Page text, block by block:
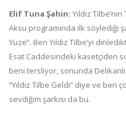
Elif Tuna Şahin: Yıldız
Aksu programında ilk söylediği
Yüze”. Ben Yıldız Tilbe’yi
Esat Caddesindeki kasetçiden
beni tersliyor, sonunda
“Yıldız Tilbe Geldi” diye ve ben
sevdiğim şarkısı da bu.